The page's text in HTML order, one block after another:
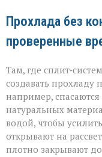
Прохлада без
проверенные
Там, где
создавать
например,
натуральных
водой, чтобы
открывают на
плотно закрывают